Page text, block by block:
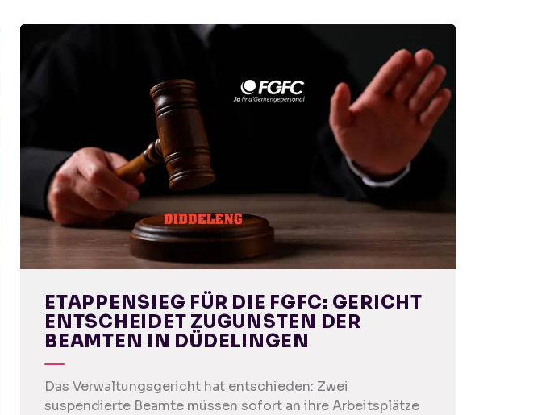
ETAPPENSIEG FÜR DIE FGFC: GERICHT
ENTSCHEIDET ZUGUNSTEN DER
BEAMTEN IN DÜDELINGEN
Das Verwaltungsgericht hat entschieden: Zwei
suspendierte Beamte müssen sofort an ihre Arbeitsplätze